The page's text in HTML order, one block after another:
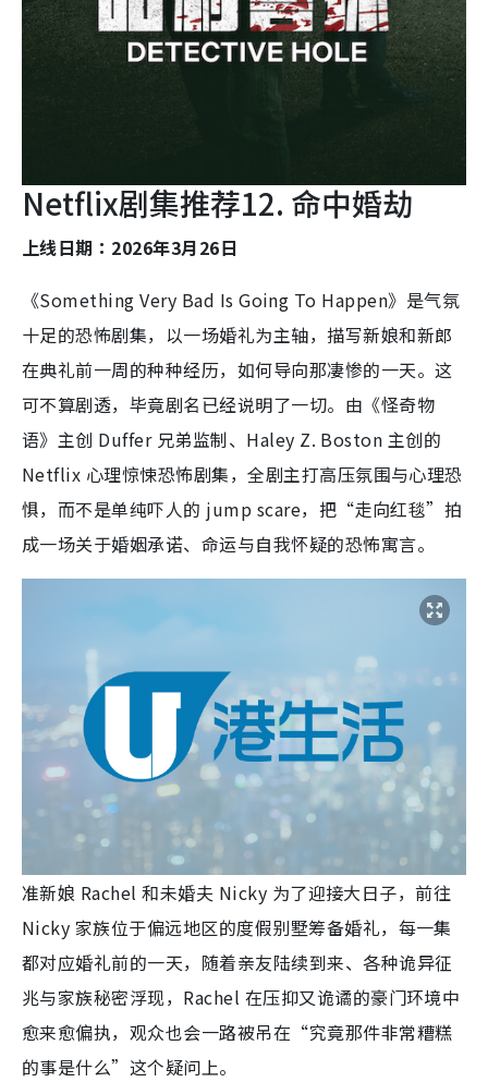
Netflix剧集推荐12. 命中婚劫
上线日期：2026年3月26日
《Something Very Bad Is Going To Happen》是气氛
十足的恐怖剧集，以一场婚礼为主轴，描写新娘和新郎
在典礼前一周的种种经历，如何导向那凄惨的一天。这
可不算剧透，毕竟剧名已经说明了一切。由《怪奇物
语》主创 Duffer 兄弟监制、Haley Z. Boston 主创的
Netflix 心理惊悚恐怖剧集，全剧主打高压氛围与心理恐
惧，而不是单纯吓人的 jump scare，把“走向红毯”拍
成一场关于婚姻承诺、命运与自我怀疑的恐怖寓言。
准新娘 Rachel 和未婚夫 Nicky 为了迎接大日子，前往
Nicky 家族位于偏远地区的度假别墅筹备婚礼，每一集
都对应婚礼前的一天，随着亲友陆续到来、各种诡异征
兆与家族秘密浮现，Rachel 在压抑又诡谲的豪门环境中
愈来愈偏执，观众也会一路被吊在“究竟那件非常糟糕
的事是什么”这个疑问上。